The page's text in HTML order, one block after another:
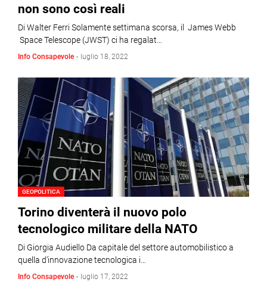
non sono così reali
Di Walter Ferri Solamente settimana scorsa, il James Webb
Space Telescope (JWST) ci ha regalat…
Info Consapevole - luglio 18, 2022
GEOPOLITICA
Torino diventerà il nuovo polo
tecnologico militare della NATO
Di Giorgia Audiello Da capitale del settore automobilistico a
quella d’innovazione tecnologica i…
Info Consapevole - luglio 17, 2022